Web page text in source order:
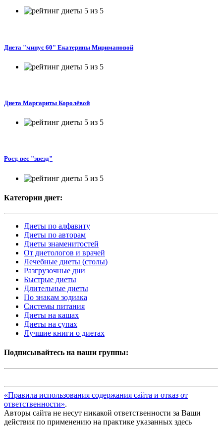
Диета "минус 60" Екатерины Миримановой
Диета Маргариты Королёвой
Рост, вес "звезд"
Категории диет:
Диеты по алфавиту
Диеты по авторам
Диеты знаменитостей
От диетологов и врачей
Лечебные диеты (столы)
Разгрузочные дни
Быстрые диеты
Длительные диеты
По знакам зодиака
Системы питания
Диеты на кашах
Диеты на супах
Лучшие книги о диетах
Подписывайтесь на наши группы:
«Правила использования содержания сайта и отказ от
ответственности».
Авторы сайта не несут никакой ответственности за Ваши
действия по применению на практике указанных здесь